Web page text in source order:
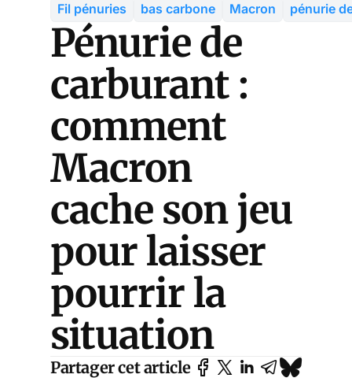
Fil pénuries bas carbone Macron pénurie
Pénurie de
carburant :
comment
Macron
cache son jeu
pour laisser
pourrir la
situation
Partager cet article